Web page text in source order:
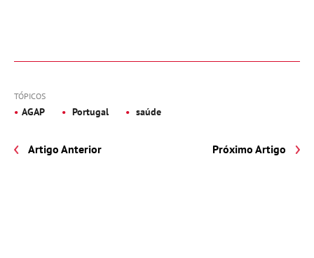
TÓPICOS
AGAP Portugal saúde
Artigo Anterior Próximo Artigo